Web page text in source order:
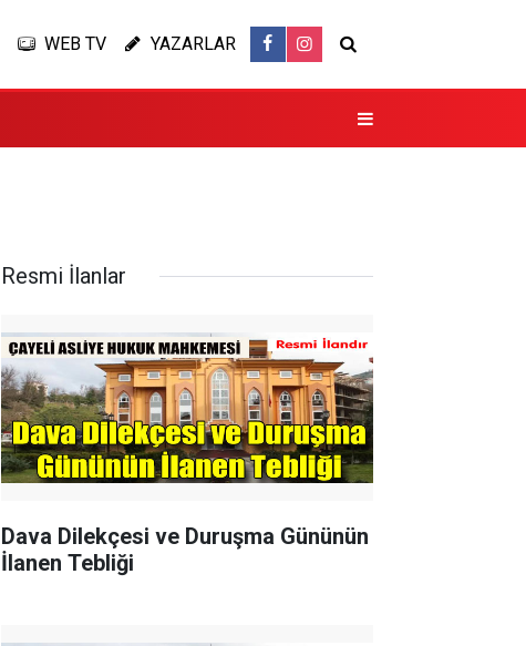
WEB TV YAZARLAR
Resmi İlanlar
Dava Dilekçesi ve Duruşma Gününün
İlanen Tebliği